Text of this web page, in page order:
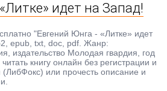
идет на Запад!
"Евгений Юнга - «Литке» идет
epub, txt, doc, pdf. Жанр:
издательство Молодая гвардия, год
книгу онлайн без регистрации и
или прочесть описание и